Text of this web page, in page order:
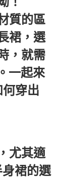
質的區
裙，選
，就需
一起來
穿出
尤其適
裙的選